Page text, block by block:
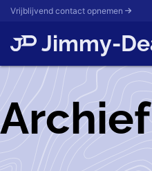
Vrijblijvend contact opnemen
Jimmy-
Archief